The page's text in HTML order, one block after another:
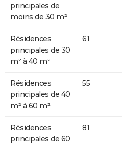
principales de
moins de 30 m²
Résidences
principales de 30
m² à 40 m²
61
Résidences
principales de 40
m² à 60 m²
55
Résidences
principales de 60
81